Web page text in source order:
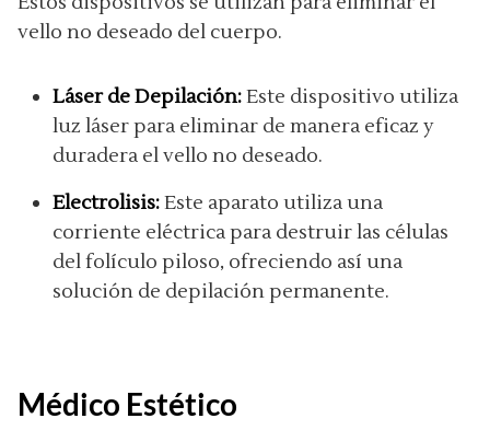
vello no deseado del cuerpo.
Láser de Depilación:Este dispositivo utiliza
luz láser para eliminar de manera eficaz y
duradera el vello no deseado.
Electrolisis:Este aparato utiliza una
corriente eléctrica para destruir las células
del folículo piloso, ofreciendo así una
solución de depilación permanente.
Médico Estético